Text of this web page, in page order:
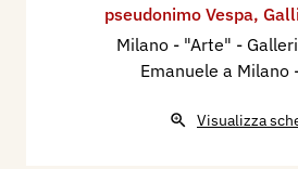
pseudonimo Vespa,
Milano - "Arte" -
Emanuele a Milano
Visualizza